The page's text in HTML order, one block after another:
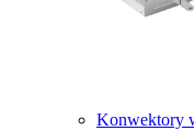
Konwektory